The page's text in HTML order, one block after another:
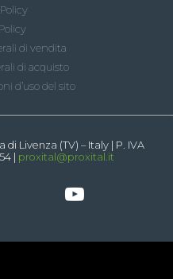
di vendita
di acquisto
d’uso del sito
di Livenza (TV) – Italy | P. IVA
| proxital@proxital.it